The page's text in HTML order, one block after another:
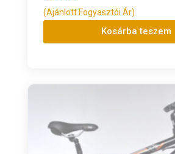
(Ajánlott Fogyasztói Ár)
Kosárba teszem